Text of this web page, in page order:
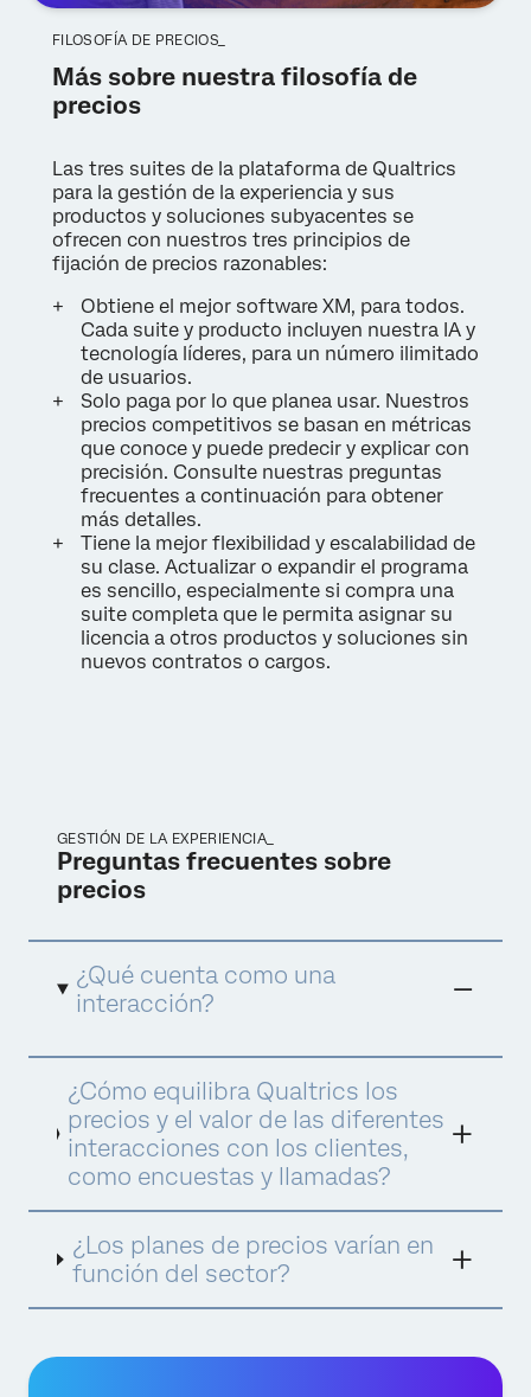
FILOSOFÍA DE PRECIOS_
Más sobre nuestra filosofía de
precios
Las tres suites de la plataforma de Qualtrics
para la gestión de la experiencia y sus
productos y soluciones subyacentes se
ofrecen con nuestros tres principios de
fijación de precios razonables:
Obtiene el mejor software XM, para todos.
Cada suite y producto incluyen nuestra IA y
tecnología líderes, para un número ilimitado
de usuarios.
Solo paga por lo que planea usar. Nuestros
precios competitivos se basan en métricas
que conoce y puede predecir y explicar con
precisión. Consulte nuestras preguntas
frecuentes a continuación para obtener
más detalles.
Tiene la mejor flexibilidad y escalabilidad de
su clase. Actualizar o expandir el programa
es sencillo, especialmente si compra una
suite completa que le permita asignar su
licencia a otros productos y soluciones sin
nuevos contratos o cargos.
GESTIÓN DE LA EXPERIENCIA_
Preguntas frecuentes sobre
precios
¿Qué cuenta como una
interacción?
de datos recopilado o procesado por
Qualtrics para ofrecer información de XM e
impulsar acciones óptimas. Hay diferentes
tipos de interacción consumidos en
diferentes productos y suites. A continuación
encontrarás ejemplos de interacciones de las
tres suites, todas intercambiables dentro de
la suite.
¿Cómo equilibra Qualtrics los
precios y el valor de las diferentes
interacciones con los clientes,
como encuestas y llamadas?
¿Los planes de precios varían en
función del sector?